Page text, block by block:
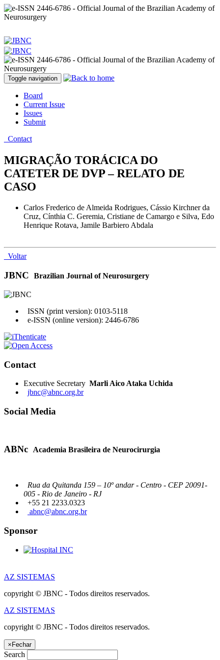
Toggle navigation
Board
Current Issue
Issues
Submit
Contact
MIGRAÇÃO TORÁCICA DO
CATETER DE DVP – RELATO DE
CASO
Carlos Frederico de Almeida Rodrigues, Cássio Kirchner da
Cruz, Cínthia C. Geremia, Cristiane de Camargo e Silva, Edo
Henrique Rotava, Jamile Barbiero Abdala
Voltar
JBNC Brazilian Journal of Neurosurgery
ISSN (print version): 0103-5118
e-ISSN (online version): 2446-6786
Contact
Executive Secretary Marli Aico Ataka Uchida
jbnc@abnc.org.br
Social Media
ABNc Academia Brasileira de Neurocirurgia
Rua da Quitanda 159 – 10º andar - Centro - CEP 20091-
005 - Rio de Janeiro - RJ
+55 21 2233.0323
abnc@abnc.org.br
Sponsor
AZ SISTEMAS
copyright © JBNC - Todos direitos reservados.
AZ SISTEMAS
copyright © JBNC - Todos direitos reservados.
×Fechar
Search